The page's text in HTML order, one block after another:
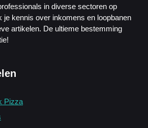
in diverse sectoren op
je kennis over inkomens en loopbanen
artikelen. De ultieme bestemming
Pizza